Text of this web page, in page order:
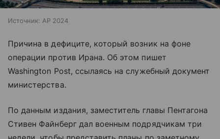
Источник: AP 2024
Причина в дефиците, который возник на фоне
операции против Ирана. Об этом пишет
Washington Post, ссылаясь на служебный документ
министерства.
По данным издания, заместитель главы Пентагона
Стивен Файнберг дал военным подрядчикам три